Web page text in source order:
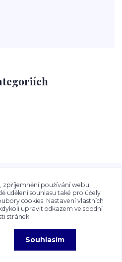
Talocan.cz a
autorským právem. Jejich
souhlasu provozovatele
zpříjemnění používání webu,
udělení souhlasu také pro účely
cookies. Nastavení vlastních
upravit odkazem ve spodní
stránek.
Souhlasím